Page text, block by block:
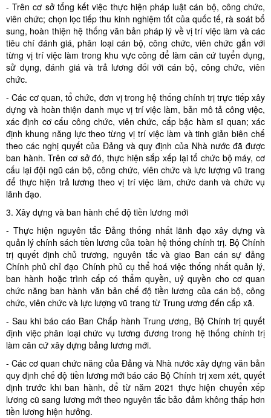
- Trên cơ sở tổng kết việc thực hiện pháp luật cán bộ, công chức,
viên chức; chọn lọc tiếp thu kinh nghiệm tốt của quốc tế, rà soát bổ
sung, hoàn thiện hệ thống văn bản pháp lý về vị trí việc làm và các
tiêu chí đánh giá, phân loại cán bộ, công chức, viên chức gắn với
từng vị trí việc làm trong khu vực công để làm căn cứ tuyển dụng,
sử dụng, đánh giá và trả lương đối với cán bộ, công chức, viên
chức.
- Các cơ quan, tổ chức, đơn vị trong hệ thống chính trị trực tiếp xây
dựng và hoàn thiện danh mục vị trí việc làm, bản mô tả công việc,
xác định cơ cấu công chức, viên chức, cấp bậc hàm sĩ quan; xác
định khung năng lực theo từng vị trí việc làm và tinh giản biên chế
theo các nghị quyết của Đảng và quy định của Nhà nước đã được
ban hành. Trên cơ sở đó, thực hiện sắp xếp lại tổ chức bộ máy, cơ
cấu lại đội ngũ cán bộ, công chức, viên chức và lực lượng vũ trang
để thực hiện trả lương theo vị trí việc làm, chức danh và chức vụ
lãnh đạo.
3. Xây dựng và ban hành chế độ tiền lương mới
- Thực hiện nguyên tắc Đảng thống nhất lãnh đạo xây dựng và
quản lý chính sách tiền lương của toàn hệ thống chính trị. Bộ Chính
trị quyết định chủ trương, nguyên tắc và giao Ban cán sự đảng
Chính phủ chỉ đạo Chính phủ cụ thể hoá việc thống nhất quản lý,
ban hành hoặc trình cấp có thẩm quyền, uỷ quyền cho cơ quan
chức năng ban hành văn bản chế độ tiền lương của cán bộ, công
chức, viên chức và lực lượng vũ trang từ Trung ương đến cấp xã.
- Sau khi báo cáo Ban Chấp hành Trung ương, Bộ Chính trị quyết
định việc phân loại chức vụ tương đương trong hệ thống chính trị
làm căn cứ xây dựng bảng lương mới.
- Các cơ quan chức năng của Đảng và Nhà nước xây dựng văn bản
quy định chế độ tiền lương mới báo cáo Bộ Chính trị xem xét, quyết
định trước khi ban hành, để từ năm 2021 thực hiện chuyển xếp
lương cũ sang lương mới theo nguyên tắc bảo đảm không thấp hơn
tiền lương hiện hưởng.